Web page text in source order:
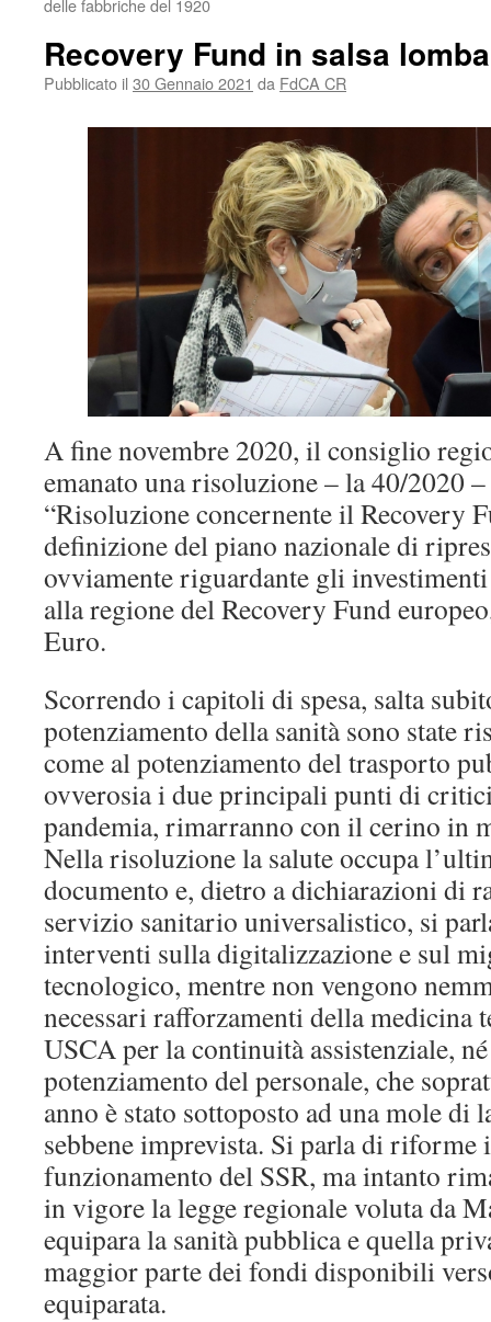
delle fabbriche del 1920
Recovery Fund in salsa
Pubblicato il 30 Gennaio 2021 da FdCA CR
A fine novembre 2020, il consiglio
emanato una risoluzione – la 40/2020
“Risoluzione concernente il Recovery
definizione del piano nazionale di
ovviamente riguardante gli
alla regione del Recovery Fund
Euro.
Scorrendo i capitoli di spesa, salta
potenziamento della sanità sono state
come al potenziamento del trasporto
ovverosia i due principali punti di
pandemia, rimarranno con il cerino in
Nella risoluzione la salute occupa
documento e, dietro a dichiarazioni di
servizio sanitario universalistico, si
interventi sulla digitalizzazione e sul
tecnologico, mentre non vengono
necessari rafforzamenti della
USCA per la continuità assistenziale,
potenziamento del personale, che
anno è stato sottoposto ad una mole di
sebbene imprevista. Si parla di
funzionamento del SSR, ma intanto
in vigore la legge regionale voluta da
equipara la sanità pubblica e quella
maggior parte dei fondi disponibili
equiparata.